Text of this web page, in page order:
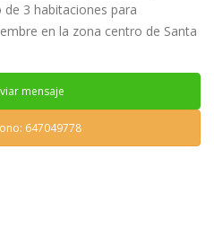
3 habitaciones para
en la zona centro de Santa
mensaje
647049778